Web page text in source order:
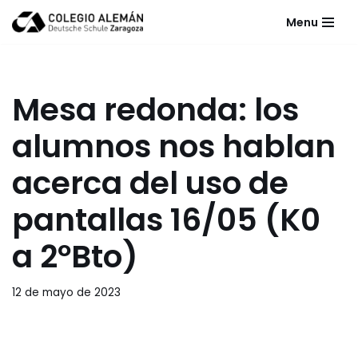
Menu
Mesa redonda: los
alumnos nos hablan
acerca del uso de
pantallas 16/05 (K0
a 2ºBto)
12 de mayo de 2023